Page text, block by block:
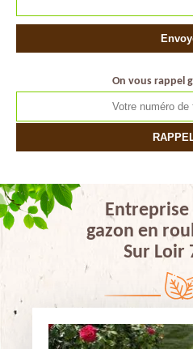
On vous rappel
Entreprise
gazon en
Sur Loir